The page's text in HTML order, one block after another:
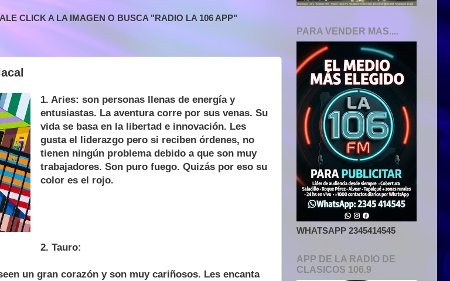
CLICK A LA IMAGEN O BUSCA "RADIO LA 106 APP"
1. Aries: son personas llenas de energía y
entusiastas. La aventura corre por sus venas. Su
vida se basa en la libertad e innovación. Les
gusta el liderazgo pero si reciben órdenes, no
tienen ningún problema debido a que son muy
trabajadores. Son puro fuego. Quizás por eso su
color es el rojo.
2. Tauro:
un gran corazón y son muy cariñosos. Les encanta
PARA VENDER MAS....
WHATSAPP 2345414545
APP DE LA RADIO DE
CLASICOS 106.9